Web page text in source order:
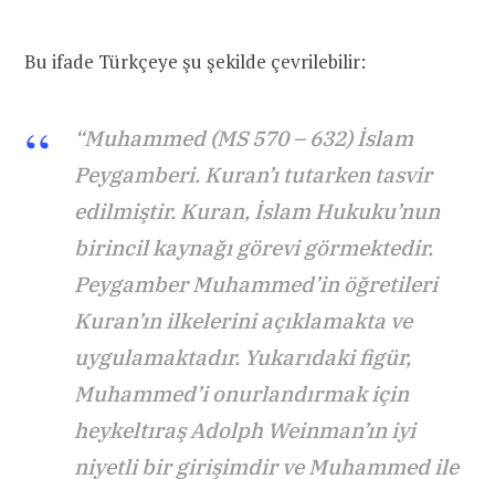
Bu ifade Türkçeye şu şekilde çevrilebilir:
“Muhammed (MS 570 – 632) İslam
Peygamberi. Kuran’ı tutarken tasvir
edilmiştir. Kuran, İslam Hukuku’nun
birincil kaynağı görevi görmektedir.
Peygamber Muhammed’in öğretileri
Kuran’ın ilkelerini açıklamakta ve
uygulamaktadır. Yukarıdaki figür,
Muhammed’i onurlandırmak için
heykeltıraş Adolph Weinman’ın iyi
niyetli bir girişimdir ve Muhammed ile